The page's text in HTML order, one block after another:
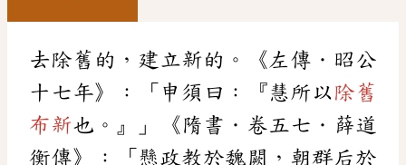
去除舊的，建立新的。《左傳．昭公
十七年》：「申須曰：『慧所以除舊
布新也。』」《隋書．卷五七．薛道
衡傳》：「懸政教於魏闕，朝群后於